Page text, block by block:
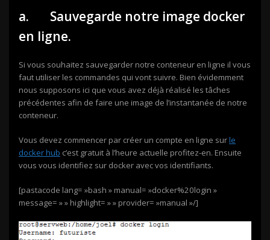
a. Sauvegarde notre image docker
en ligne.
Si vous souhaitez sauvegarder notre conteneur en ligne il vous
faut utiliser les commandes qui vont suivre. Bien évidemment
nous supposons ici que vous avez déjà réalisé les tâches
précédentes afin de faire une image de l’instantanée de notre
conteneur.
Vous devez commencer par créer un compte en ligne surle
docker hub c’est gratuit à l’heure actuelle profitez-en. Ensuite
vous vous identifiez sur docker avec vos identifiants.
[pastacode lang= »bash » manual= »docker%20login »
message= » » highlight= » » provider= »manual »/]